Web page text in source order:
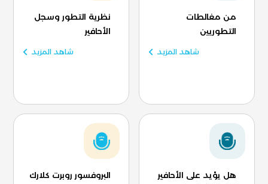
من مغالطات
التطوريين
شاهد المزيد
نظرية التطور وسجل
الأحافير
شاهد المزيد
هل يؤيد على الأحافير
البروفسور روبرت كلارك